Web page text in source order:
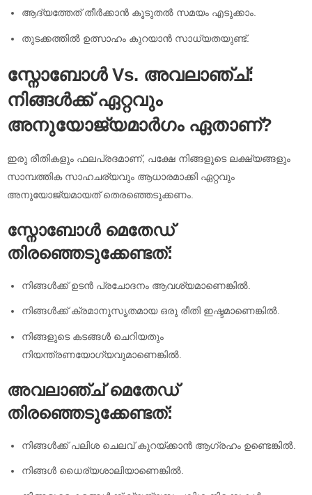
ആദ്യത്തേത് തീർക്കാൻ കൂടുതൽ സമയം എടുക്കാം.
തുടക്കത്തിൽ ഉത്സാഹം കുറയാൻ സാധ്യതയുണ്ട്.
സ്നോബോൾ Vs. അവലാഞ്ച്:
നിങ്ങൾക്ക് ഏറ്റവും
അനുയോജ്യമാർഗം ഏതാണ്?
ഇരു രീതികളും ഫലപ്രദമാണ്, പക്ഷേ നിങ്ങളുടെ ലക്ഷ്യങ്ങളും
സാമ്പത്തിക സാഹചര്യവും ആധാരമാക്കി ഏറ്റവും
അനുയോജ്യമായത് തെരഞ്ഞെടുക്കണം.
സ്നോബോൾ മെതേഡ്
തിരഞ്ഞെടുക്കേണ്ടത്:
നിങ്ങൾക്ക് ഉടൻ പ്രചോദനം ആവശ്യമാണെങ്കിൽ.
നിങ്ങൾക്ക് ക്രമാനുസൃതമായ ഒരു രീതി ഇഷ്ടമാണെങ്കിൽ.
നിങ്ങളുടെ കടങ്ങൾ ചെറിയതും
നിയന്ത്രണയോഗ്യവുമാണെങ്കിൽ.
അവലാഞ്ച് മെതേഡ്
തിരഞ്ഞെടുക്കേണ്ടത്:
നിങ്ങൾക്ക് പലിശ ചെലവ് കുറയ്ക്കാൻ ആഗ്രഹം ഉണ്ടെങ്കിൽ.
നിങ്ങൾ ധൈര്യശാലിയാണെങ്കിൽ.